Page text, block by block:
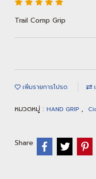
Trail Comp Grip
เพิ่มรายการโปรด
หมวดหมู่ : HAND GRIP ,
Share